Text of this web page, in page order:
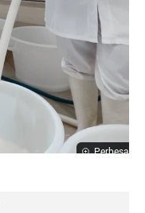
Perbesar